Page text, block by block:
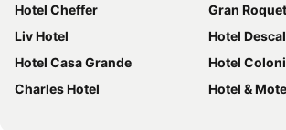
Hotel Cheffer
Gran
Liv Hotel
Hotel
Hotel Casa Grande
Hotel
Charles Hotel
Hotel &